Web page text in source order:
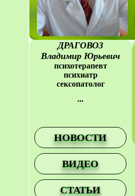
ДРАГОВОЗ
Владимир Юрьевич
психотерапевт
психиатр
сексопатолог
...
НОВОСТИ
ВИДЕО
СТАТЬИ